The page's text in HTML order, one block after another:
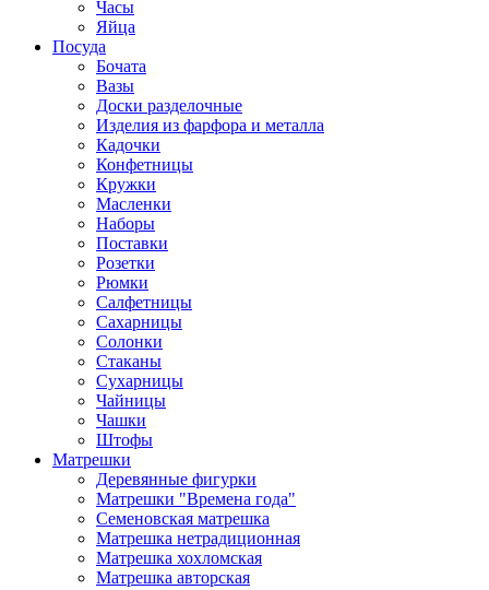
Часы
Яйца
Посуда
Бочата
Вазы
Доски разделочные
Изделия из фарфора и металла
Кадочки
Конфетницы
Кружки
Масленки
Наборы
Поставки
Розетки
Рюмки
Салфетницы
Сахарницы
Солонки
Стаканы
Сухарницы
Чайницы
Чашки
Штофы
Матрешки
Деревянные фигурки
Матрешки "Времена года"
Семеновская матрешка
Матрешка нетрадиционная
Матрешка хохломская
Матрешка авторская